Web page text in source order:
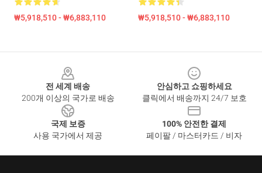
₩5,918,510 - ₩6,883,110 ₩5,918,510 - ₩6,883,110
전 세계 배송
200개 이상의 국가로 배송
안심하고 쇼핑하세요
클릭에서 배송까지 24/7 보호
국제 보증
사용 국가에서 제공
100% 안전한 결제
페이팔 / 마스터카드 / 비자